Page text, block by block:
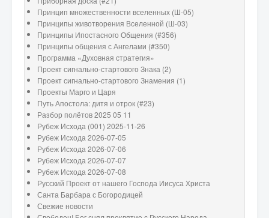
Принцип множественности вселенных (Ш-05)
Принципы животворения Вселенной (Ш-03)
Принципы Ипостасного Общения (#356)
Принципы общения с Ангелами (#350)
Программа «Духовная стратегия»
Проект сигнально-стартового Знака (2)
Проект сигнально-стартового Знамения (1)
Проекты Марго и Царя
Путь Апостола: дитя и отрок (#23)
Разбор полётов 2025 05 11
Рубеж Исхода (001) 2025-11-26
Рубеж Исхода 2026-07-05
Рубеж Исхода 2026-07-06
Рубеж Исхода 2026-07-07
Рубеж Исхода 2026-07-08
Русский Проект от нашего Господа Иисуса Христа
Санта Барбара с Богородицей
Свежие новости